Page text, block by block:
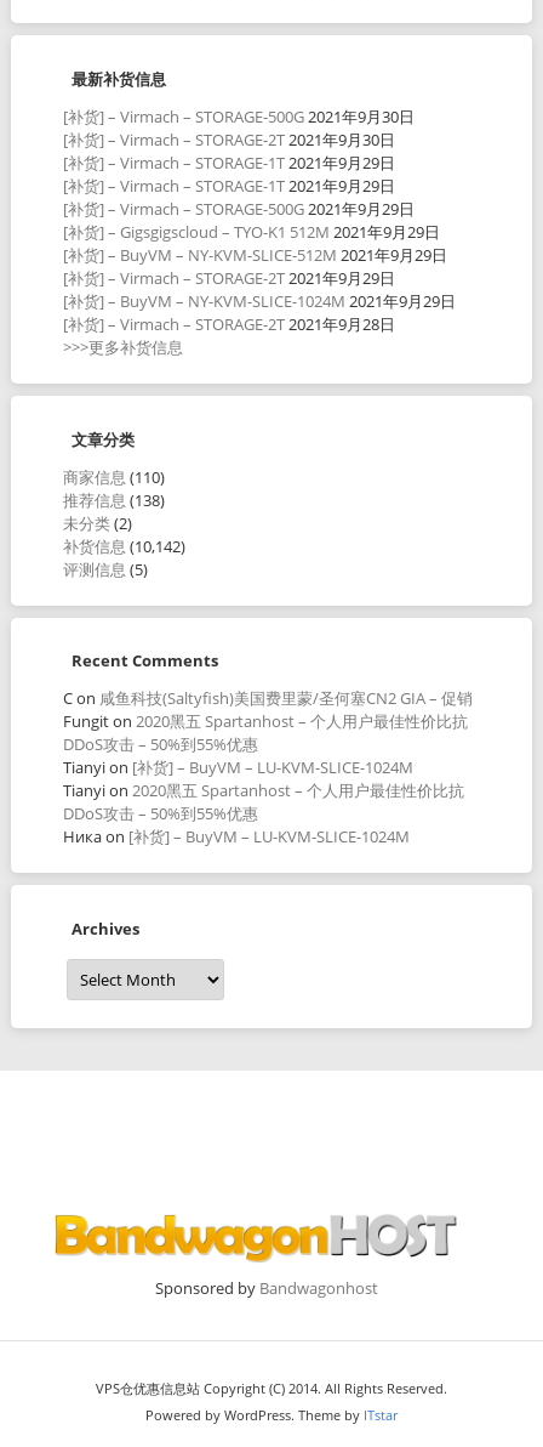
最新补货信息
[补货] – Virmach – STORAGE-500G2021年9月30日
[补货] – Virmach – STORAGE-2T2021年9月30日
[补货] – Virmach – STORAGE-1T2021年9月29日
[补货] – Virmach – STORAGE-1T2021年9月29日
[补货] – Virmach – STORAGE-500G2021年9月29日
[补货] – Gigsgigscloud – TYO-K1 512M 2021年9月29日
[补货] – BuyVM – NY-KVM-SLICE-512M 2021年9月29日
[补货] – Virmach – STORAGE-2T2021年9月29日
[补货] – BuyVM – NY-KVM-SLICE-1024M 2021年9月29日
[补货] – Virmach – STORAGE-2T2021年9月28日
>>>更多补货信息
文章分类
商家信息 (110)
推荐信息 (138)
未分类(2)
补货信息 (10,142)
评测信息 (5)
Recent Comments
Con 咸鱼科技(Saltyfish)美国费里蒙/圣何塞CN2 GIA – 促销
Fungiton 2020黑五 Spartanhost – 个人用户最佳性价比抗
DDoS攻击 – 50%到55%优惠
Tianyion [补货] – BuyVM – LU-KVM-SLICE-1024M
Tianyion 2020黑五 Spartanhost – 个人用户最佳性价比抗
DDoS攻击 – 50%到55%优惠
Никаon [补货] – BuyVM – LU-KVM-SLICE-1024M
Archives
Archives
Sponsored by Bandwagonhost
VPS仓优惠信息站 Copyright (C) 2014. All Rights Reserved.
Powered by WordPress. Theme by ITstar